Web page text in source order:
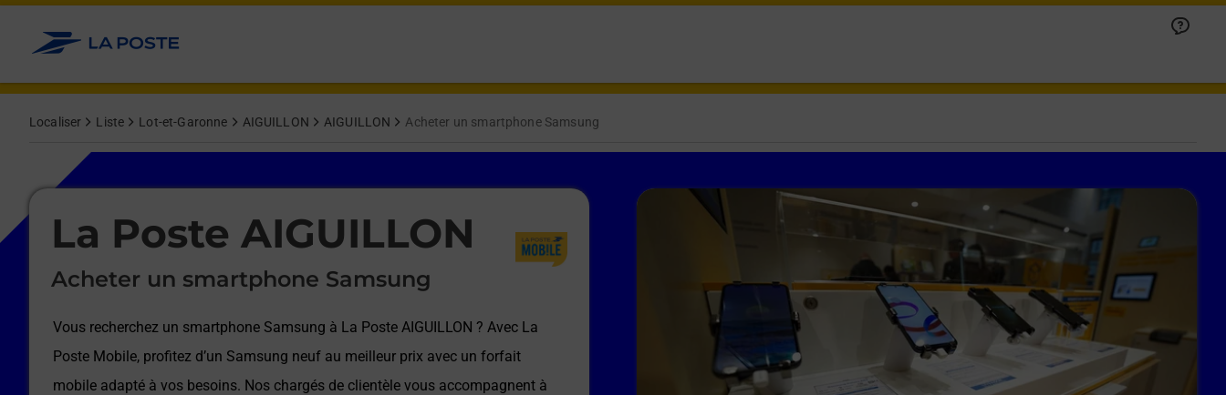
Allez au contenu
Localiser Liste Lot-et-Garonne AIGUILLON AIGUILLON Acheter un smartphone Samsung
La Poste AIGUILLON
Acheter un smartphone Samsung
Vous recherchez un smartphone Samsung à La Poste AIGUILLON ? Avec La
Poste Mobile, profitez d’un Samsung neuf au meilleur prix avec un forfait
mobile adapté à vos besoins. Nos chargés de clientèle vous accompagnent à
Le lien s'ouvre dans un nouvel onglet
Le lien s'ouvre dans un nouvel onglet
Afficher ou masquer la réponse
Afficher ou masquer la réponse
Afficher ou masquer la réponse
Afficher ou masquer la réponse
Afficher ou masquer la réponse
Afficher ou masquer la réponse